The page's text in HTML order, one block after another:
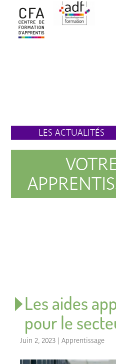
LES ACTUALITÉS
Les aides
pour le
Juin 2, 2023 Apprentissage